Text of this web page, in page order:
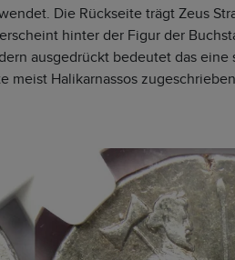
Die Rückseite trägt Zeus
hinter der Figur der
ausgedrückt bedeutet das eine
meist Halikarnassos